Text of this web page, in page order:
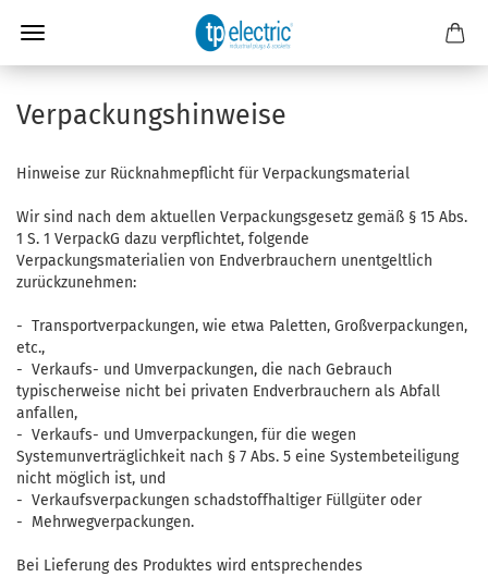
Verpackungshinweise
Hinweise zur Rücknahmepflicht für Verpackungsmaterial
Wir sind nach dem aktuellen Verpackungsgesetz gemäß § 15 Abs.
1 S. 1 VerpackG dazu verpflichtet, folgende
Verpackungsmaterialien von Endverbrauchern unentgeltlich
zurückzunehmen:
- Transportverpackungen, wie etwa Paletten, Großverpackungen,
etc.,
- Verkaufs- und Umverpackungen, die nach Gebrauch
typischerweise nicht bei privaten Endverbrauchern als Abfall
anfallen,
- Verkaufs- und Umverpackungen, für die wegen
Systemunverträglichkeit nach § 7 Abs. 5 eine Systembeteiligung
nicht möglich ist, und
- Verkaufsverpackungen schadstoffhaltiger Füllgüter oder
- Mehrwegverpackungen.
Bei Lieferung des Produktes wird entsprechendes